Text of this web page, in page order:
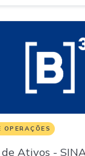
Ativos -